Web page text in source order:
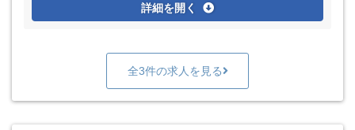
詳細を開く
全3件の求人を見る